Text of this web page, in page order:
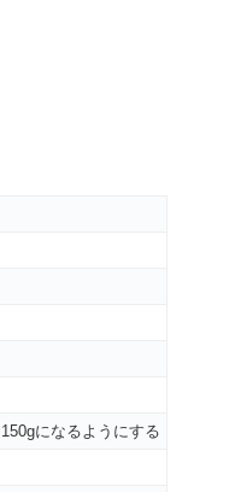
になるようにする